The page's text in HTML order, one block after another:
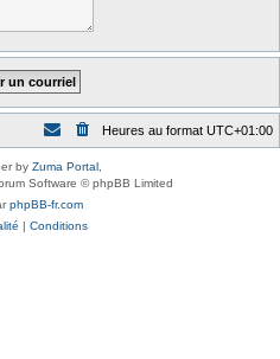
Heures au format UTC+01:00
by Zuma Portal
Software © phpBB Limited
phpBB-fr.com
| Conditions